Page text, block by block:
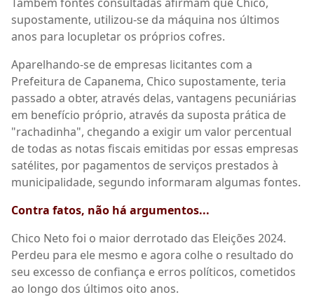
supostamente, utilizou-se da máquina nos últimos
anos para locupletar os próprios cofres.
Aparelhando-se de empresas licitantes com a
Prefeitura de Capanema, Chico supostamente, teria
passado a obter, através delas, vantagens pecuniárias
em benefício próprio, através da suposta prática de
"rachadinha", chegando a exigir um valor percentual
de todas as notas fiscais emitidas por essas empresas
satélites, por pagamentos de serviços prestados à
municipalidade, segundo informaram algumas fontes.
Contra fatos, não há argumentos...
Chico Neto foi o maior derrotado das Eleições 2024.
Perdeu para ele mesmo e agora colhe o resultado do
seu excesso de confiança e erros políticos, cometidos
ao longo dos últimos oito anos.